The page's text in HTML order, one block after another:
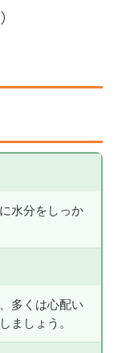
水分をしっか
多くは心配い
ましょう。